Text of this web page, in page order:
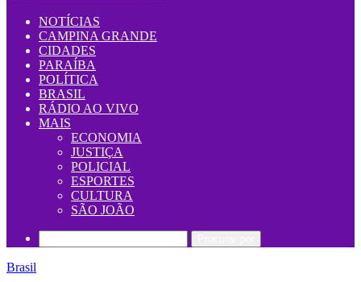
NOTÍCIAS
CAMPINA GRANDE
CIDADES
PARAÍBA
POLÍTICA
BRASIL
RÁDIO AO VIVO
MAIS
ECONOMIA
JUSTIÇA
POLICIAL
ESPORTES
CULTURA
SÃO JOÃO
Brasil